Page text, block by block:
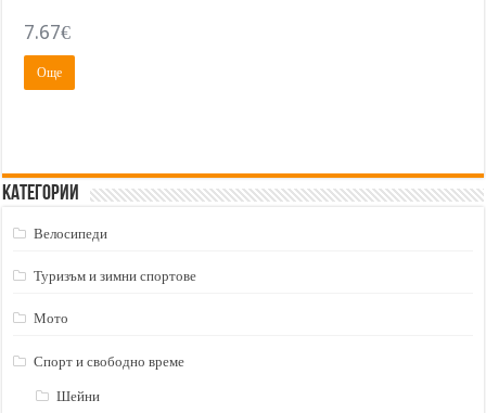
7.67€
Още
Категории
Велосипеди
Туризъм и зимни спортове
Мото
Спорт и свободно време
Шейни